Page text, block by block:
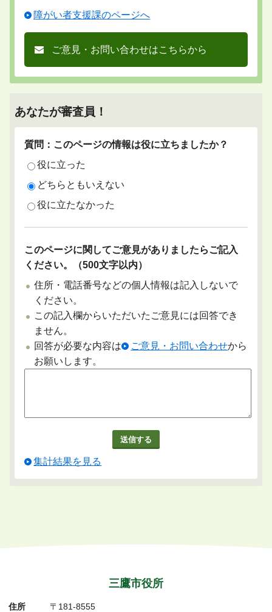
障がい者支援課のページへ
ご意見・お問い合わせはこちらから
あなたが審査員！
質問：このページの情報は役に立ちましたか？
役に立った
どちらともいえない
役に立たなかった
このページに関してご意見がありましたらご記入
ください。（500文字以内）
住所・電話番号などの個人情報は記入しないで
ください。
この記入欄からいただいたご意見には回答でき
ません。
回答が必要な内容は
ご意見・お問い合わせから
お願いします。
集計結果を見る
三鷹市役所
住所 〒181-8555